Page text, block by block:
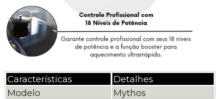
Características
Detalhes
Modelo
Mythos